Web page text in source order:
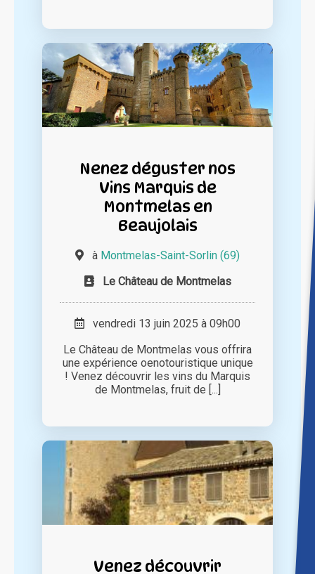
Nenez déguster nos
Vins Marquis de
Montmelas en
Beaujolais
à Montmelas-Saint-Sorlin (69)
Le Château de Montmelas
vendredi 13 juin 2025 à 09h00
Le Château de Montmelas vous offrira
une expérience oenotouristique unique
! Venez découvrir les vins du Marquis
de Montmelas, fruit de [...]
Venez découvrir